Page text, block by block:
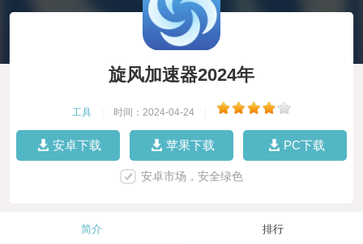
旋风加速器2024年
工具 时间：2024-04-24
安卓下载 苹果下载 PC下载
安卓市场，安全绿色
简介 排行